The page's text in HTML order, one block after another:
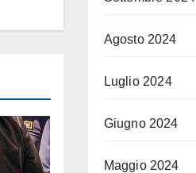
Agosto 2024
Luglio 2024
Giugno 2024
Maggio 2024